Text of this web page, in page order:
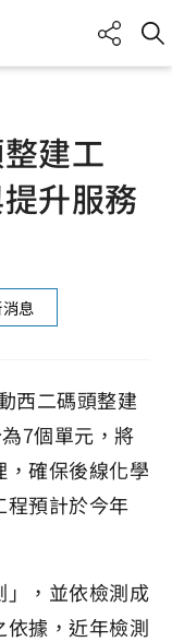
建工
升服務
息
西二碼頭整建
7個單元，將
確保後線化學
程預計於今年
」，並依檢測成
據，近年檢測